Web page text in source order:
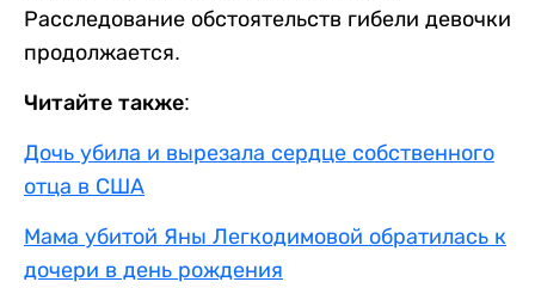
Расследование обстоятельств гибели девочки
продолжается.
Читайте также:
Дочь убила и вырезала сердце собственного
отца в США
Мама убитой Яны Легкодимовой обратилась к
дочери в день рождения